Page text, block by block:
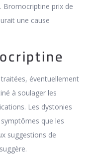
Bromocriptine prix de
une cause
éventuellement
à soulager les
Les dystonies
que les
suggestions de